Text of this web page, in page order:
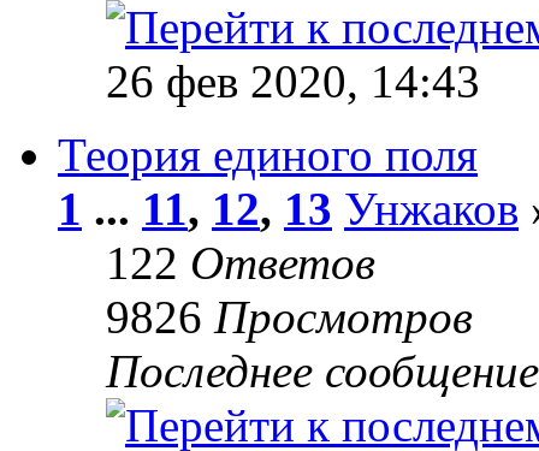
26 фев 2020, 14:43
Теория единого поля
1 ... 11, 12, 13 Унжаков
122 Ответов
9826 Просмотров
Последнее